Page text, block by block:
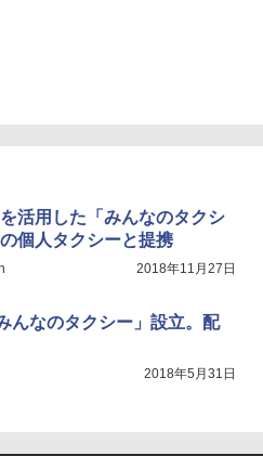
活用した「みんなのタクシ
個人タクシーと提携
2018年11月27日
んなのタクシー」設立。配
2018年5月31日